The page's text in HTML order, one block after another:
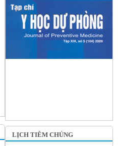
LỊCH TIÊM CHỦNG